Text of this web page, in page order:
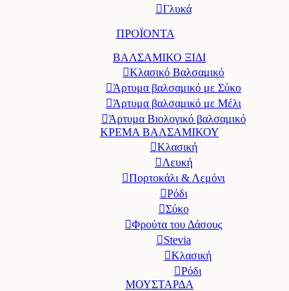
Γλυκά
ΠΡΟΪΟΝΤΑ
ΒΑΛΣΑΜΙΚΟ ΞΙΔΙ
Κλασικό Βαλσαμικό
Άρτυμα βαλσαμικό με Σύκο
Άρτυμα βαλσαμικό με Μέλι
Άρτυμα Βιολογικό βαλσαμικό
ΚΡΕΜΑ ΒΑΛΣΑΜΙΚΟΥ
Κλασική
Λευκή
Πορτοκάλι & Λεμόνι
Ρόδι
Σύκο
Φρούτα του Δάσους
Stevia
Κλασική
Ρόδι
ΜΟΥΣΤΑΡΔΑ